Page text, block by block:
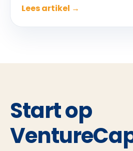
Lees artikel →
Start op